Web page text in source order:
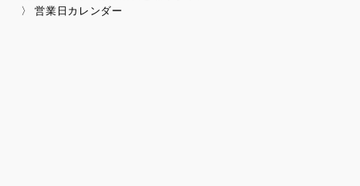
〉 営業日カレンダー